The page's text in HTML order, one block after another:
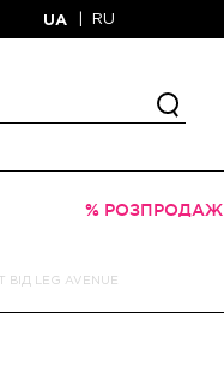
UA RU
% РОЗПРОДАЖ
LEG AVENUE